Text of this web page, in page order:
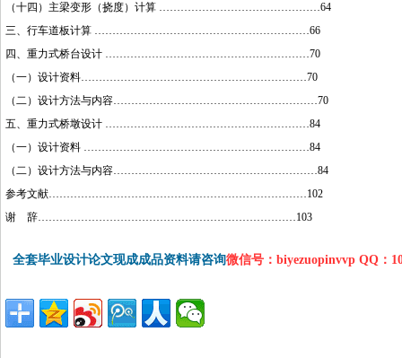
（十四）主梁变形（挠度）计算 ………………………………………64
三、行车道板计算 ……………………………………………………66
四、重力式桥台设计 …………………………………………………70
（一）设计资料………………………………………………………70
（二）设计方法与内容…………………………………………………70
五、重力式桥墩设计 …………………………………………………84
（一）设计资料 ………………………………………………………84
（二）设计方法与内容…………………………………………………84
参考文献………………………………………………………………102
谢 辞………………………………………………………………103
全套毕业设计论文现成成品资料请咨询微信号：biyezuopinvvp QQ